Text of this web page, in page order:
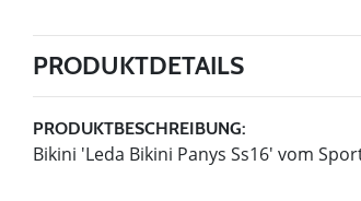
PRODUKTDETAILS
PRODUKTBESCHREIBUNG:
Bikini 'Leda Bikini Panys Ss16' vom